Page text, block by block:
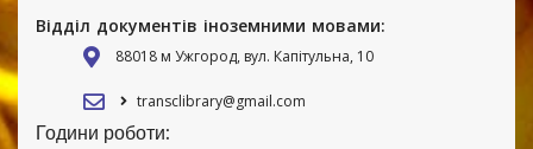
Відділ документів іноземними мовами:
88018 м Ужгород, вул. Капітульна, 10
transclibrary@gmail.com
Години роботи: